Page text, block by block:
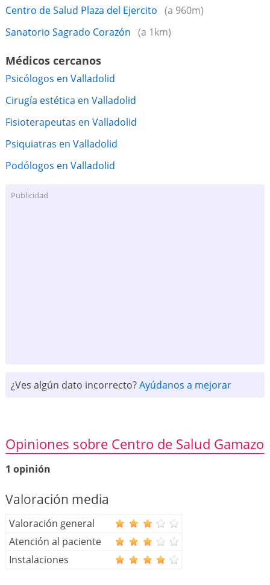
Centro de Salud Plaza del Ejercito (a 960m)
Sanatorio Sagrado Corazón (a 1km)
Médicos cercanos
Psicólogos en Valladolid
Cirugía estética en Valladolid
Fisioterapeutas en Valladolid
Psiquiatras en Valladolid
Podólogos en Valladolid
Publicidad
¿Ves algún dato incorrecto?Ayúdanos a mejorar
Opiniones sobre Centro de Salud Gamazo
1 opinión
Valoración media
Valoración general
Atención al paciente
Instalaciones